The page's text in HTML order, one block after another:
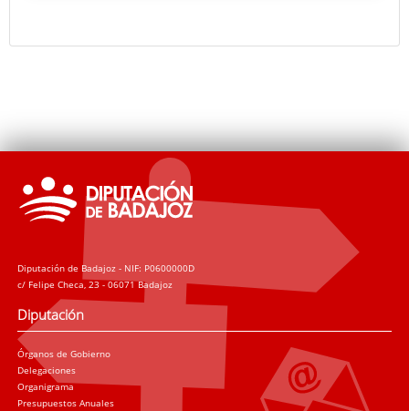
Diputación de Badajoz - NIF: P0600000D
c/ Felipe Checa, 23 - 06071 Badajoz
Diputación
Órganos de Gobierno
Delegaciones
Organigrama
Presupuestos Anuales